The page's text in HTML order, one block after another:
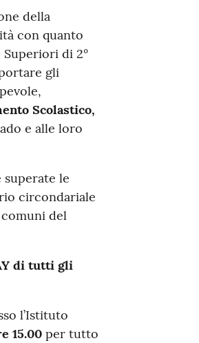
della
con quanto
di 2°
gli
Scolastico,
e alle loro
le
circondariale
del
di tutti gli
l’Istituto
15.00per tutto